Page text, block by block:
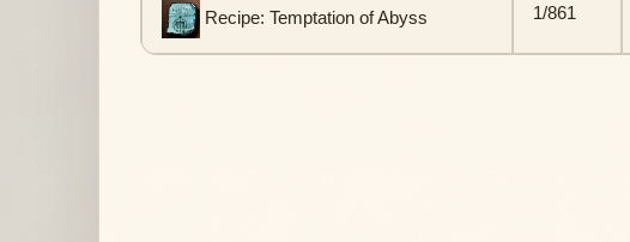
Recipe: Temptation of Abyss 1/861